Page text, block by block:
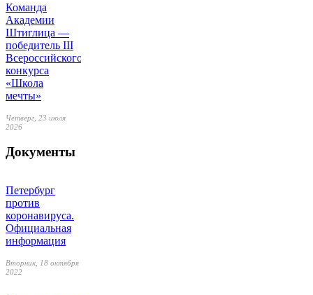
Команда
Академии
Штиглица —
победитель III
Всероссийского
конкурса
«Школа
мечты»
Четверг, 23 июля
2026
Документы
Петербург
против
коронавируса.
Официальная
информация
Вторник, 18 октября
2022